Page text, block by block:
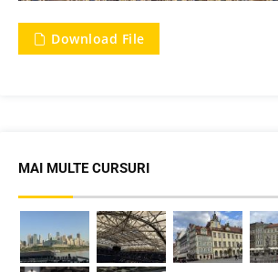
Download File
MAI MULTE CURSURI